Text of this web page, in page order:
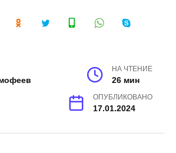
НА ЧТЕНИЕ
26 мин
ОПУБЛИКОВАНО
17.01.2024